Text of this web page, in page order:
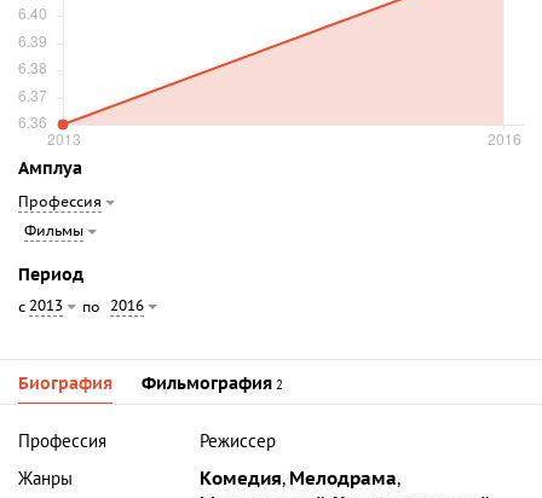
Амплуа
Профессия
Фильмы
Период
с 2013 по 2016
Биография Фильмография 2
Профессия
Режиссер
Жанры
Комедия, Мелодрама,